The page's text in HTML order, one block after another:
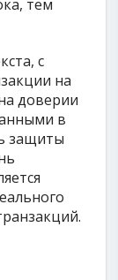
тем
с
на
доверии
в
защиты